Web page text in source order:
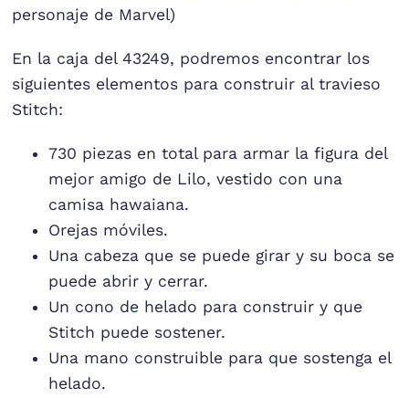
personaje de Marvel)
En la caja del 43249, podremos encontrar los
siguientes elementos para construir al travieso
Stitch:
730 piezas en total para armar la figura del
mejor amigo de Lilo, vestido con una
camisa hawaiana.
Orejas móviles.
Una cabeza que se puede girar y su boca se
puede abrir y cerrar.
Un cono de helado para construir y que
Stitch puede sostener.
Una mano construible para que sostenga el
helado.